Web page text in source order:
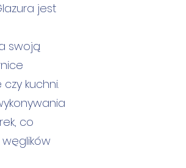
jest
swoją
kuchni.
co